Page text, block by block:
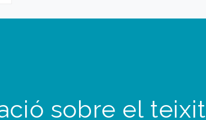
sobre el teixit